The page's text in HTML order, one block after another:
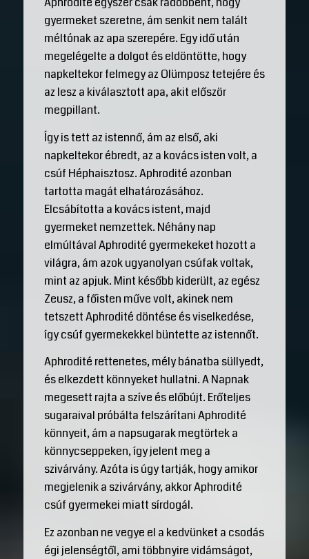
gyermeket szeretne, ám senkit nem talált
méltónak az apa szerepére. Egy idő után
megelégelte a dolgot és eldöntötte, hogy
napkeltekor felmegy az Olümposz tetejére és
az lesz a kiválasztott apa, akit először
megpillant.
Így is tett az istennő, ám az első, aki
napkeltekor ébredt, az a kovács isten volt, a
csúf Héphaisztosz. Aphrodité azonban
tartotta magát elhatározásához.
Elcsábította a kovács istent, majd
gyermeket nemzettek. Néhány nap
elmúltával Aphrodité gyermekeket hozott a
világra, ám azok ugyanolyan csúfak voltak,
mint az apjuk. Mint később kiderült, az egész
Zeusz, a főisten műve volt, akinek nem
tetszett Aphrodité döntése és viselkedése,
így csúf gyermekekkel büntette az istennőt.
Aphrodité rettenetes, mély bánatba süllyedt,
és elkezdett könnyeket hullatni. A Napnak
megesett rajta a szíve és előbújt. Erőteljes
sugaraival próbálta felszárítani Aphrodité
könnyeit, ám a napsugarak megtörtek a
könnycseppeken, így jelent meg a
szivárvány. Azóta is úgy tartják, hogy amikor
megjelenik a szivárvány, akkor Aphrodité
csúf gyermekei miatt sírdogál.
Ez azonban ne vegye el a kedvünket a csodás
égi jelenségtől, ami többnyire vidámságot,